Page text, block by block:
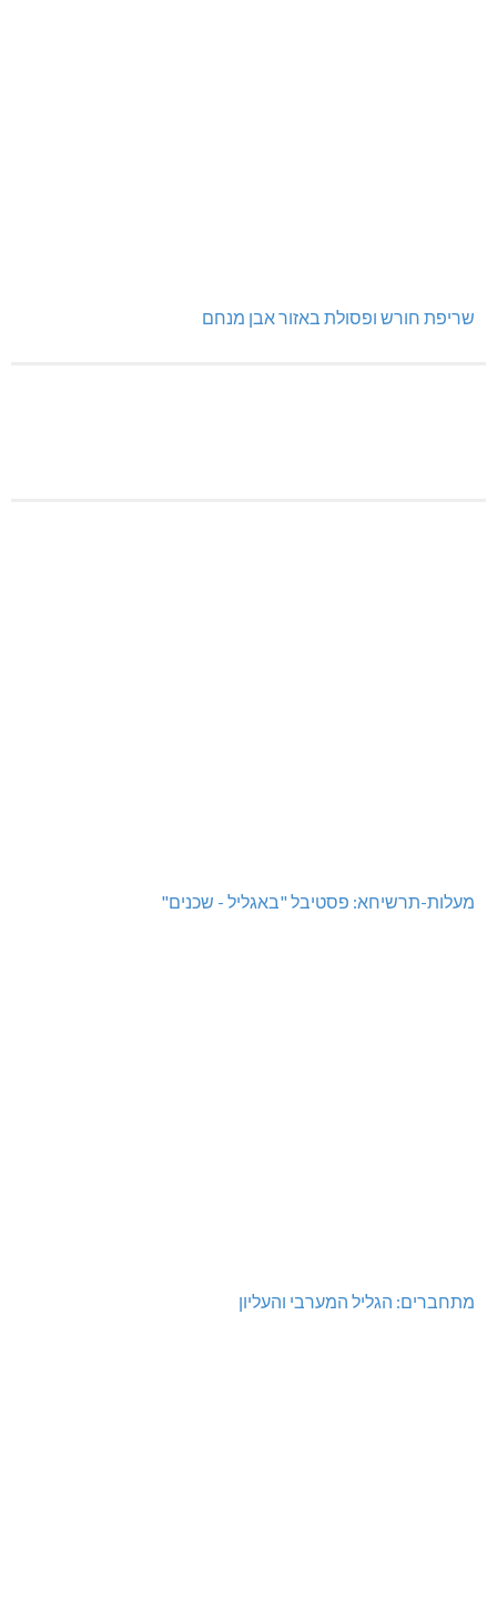
שריפת חורש ופסולת באזור אבן מנחם
מעלות-תרשיחא: פסטיבל "באגליל - שכנים"
מתחברים: הגליל המערבי והעליון